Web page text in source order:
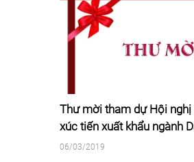
Quốc tế
Mời tham dự Hội
ngành Da giày
25/01/2019